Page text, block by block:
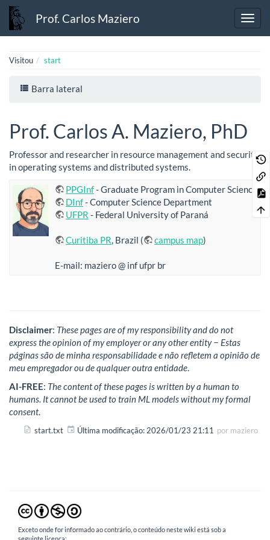
Prof. Carlos Maziero
Visitou start
Barra lateral
Prof. Carlos A. Maziero, PhD
Professor and researcher in resource management and security
in operating systems and distributed systems.
PPGInf- Graduate Program in Computer Science
DInf- Computer Science Department
UFPR - Federal University of Paraná
Curitiba PR, Brazil ( campus map)
E-mail: maziero @ inf ufpr br
Disclaimer: These pages are of my responsibility and do not
express the opinion of my employer or any other entity − Estas
páginas são de minha responsabilidade e não refletem a opinião de
meu empregador ou de qualquer outra entidade.
AI-FREE: The content of these pages is written by a human to
humans. It cannot be used to train ML models without my formal
consent.
start.txt Última modificação: 2026/01/23 21:11 por maziero
Exceto onde for informado ao contrário, o conteúdo neste wiki está sob a
seguinte licença: